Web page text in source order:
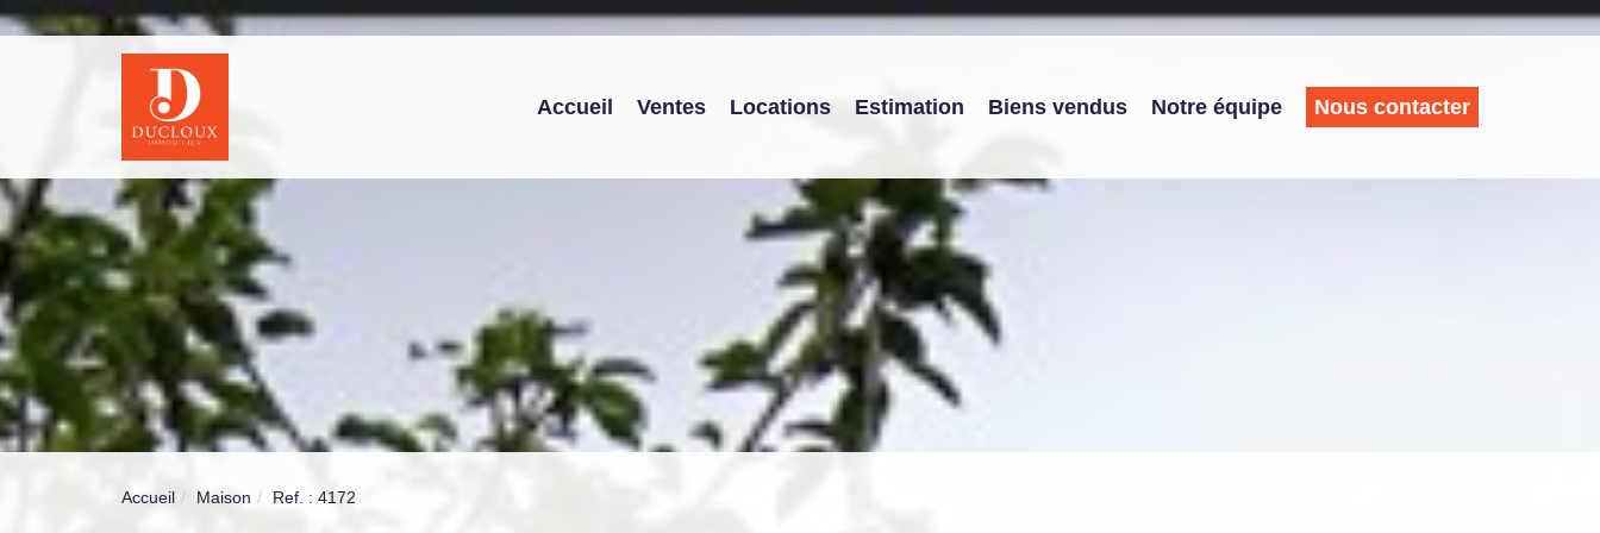
Accueil Ventes Locations Estimation Biens vendus Notre équipe Nous contacter
Accueil Maison Ref. : 4172